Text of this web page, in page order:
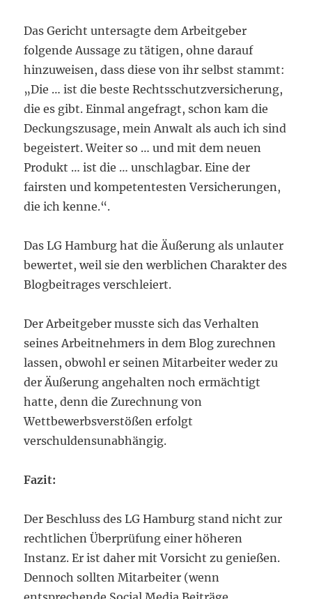
Das Gericht untersagte dem Arbeitgeber
folgende Aussage zu tätigen, ohne darauf
hinzuweisen, dass diese von ihr selbst stammt:
„Die … ist die beste Rechtsschutzversicherung,
die es gibt. Einmal angefragt, schon kam die
Deckungszusage, mein Anwalt als auch ich sind
begeistert. Weiter so … und mit dem neuen
Produkt … ist die … unschlagbar. Eine der
fairsten und kompetentesten Versicherungen,
die ich kenne.“.
Das LG Hamburg hat die Äußerung als unlauter
bewertet, weil sie den werblichen Charakter des
Blogbeitrages verschleiert.
Der Arbeitgeber musste sich das Verhalten
seines Arbeitnehmers in dem Blog zurechnen
lassen, obwohl er seinen Mitarbeiter weder zu
der Äußerung angehalten noch ermächtigt
hatte, denn die Zurechnung von
Wettbewerbsverstößen erfolgt
verschuldensunabhängig.
Fazit:
Der Beschluss des LG Hamburg stand nicht zur
rechtlichen Überprüfung einer höheren
Instanz. Er ist daher mit Vorsicht zu genießen.
Dennoch sollten Mitarbeiter (wenn